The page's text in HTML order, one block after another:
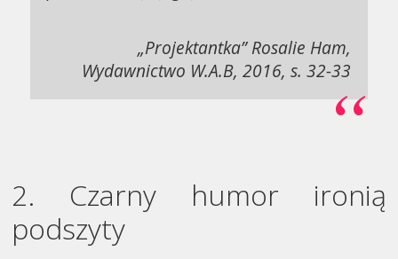
„Projektantka” Rosalie Ham,
Wydawnictwo W.A.B, 2016, s. 32-33
2. Czarny humor ironią
podszyty